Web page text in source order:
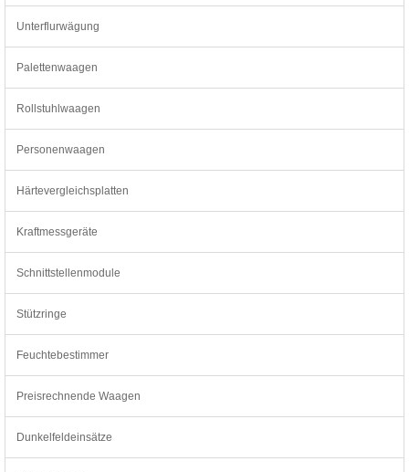
Unterflurwägung
Palettenwaagen
Rollstuhlwaagen
Personenwaagen
Härtevergleichsplatten
Kraftmessgeräte
Schnittstellenmodule
Stützringe
Feuchtebestimmer
Preisrechnende Waagen
Dunkelfeldeinsätze